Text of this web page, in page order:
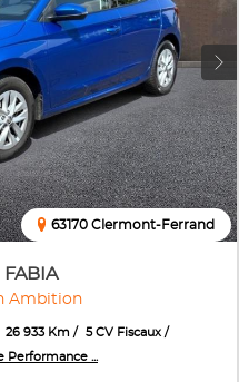
FABIA
Ambition
63170 Clermont-Ferrand
26 933 Km
5 CV Fiscaux
Performance ...